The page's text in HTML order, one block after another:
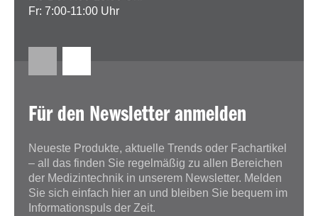
Fr: 7:00-11:00 Uhr
Für den Newsletter anmelden
Neueste Produkte, aktuelle Trends oder Fachartikel
– all das finden Sie regelmäßig zu allen Bereichen
der Medizintechnik in unserem Newsletter. Melden
Sie sich einfach hier an und bleiben Sie bequem im
Informationspuls der Zeit.